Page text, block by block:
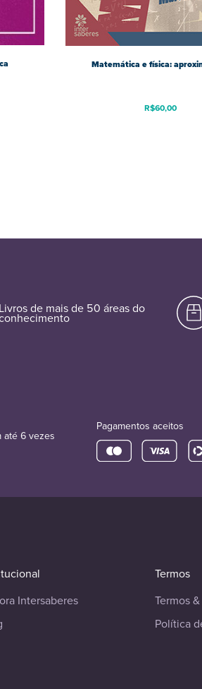
Matemática e física:
R$60,00
Livros de mais de 50 áreas do
até 6 vezes
Pagamentos aceitos
Intersaberes
Termos
Termos
Política